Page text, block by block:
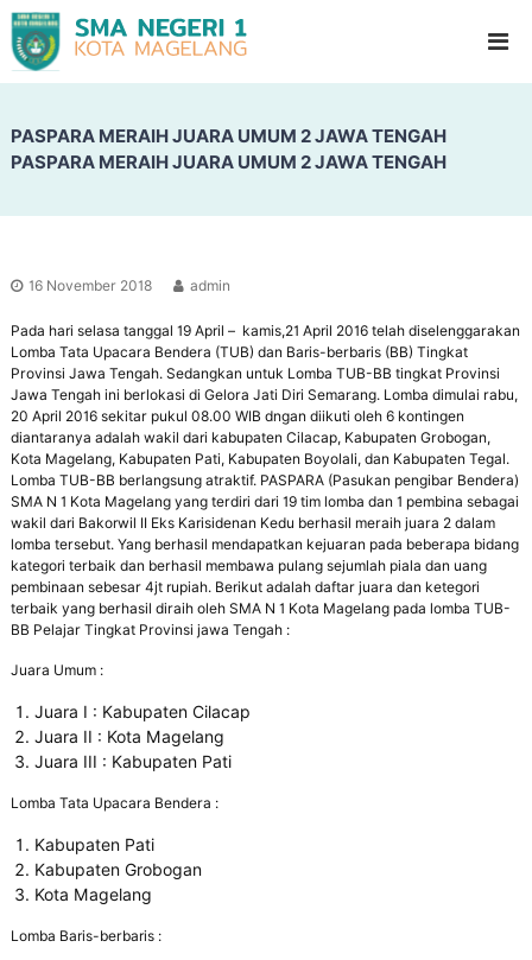
A
e
g
a
g
e
l
a
n
g
d
o
l
i
h
o
PASPARA MERAIH JUARA UMUM 2 JAWA TENGAH
PASPARA MERAIH JUARA UMUM 2 JAWA TENGAH
16 November 2018 admin
Pada hari selasa tanggal 19 April – kamis,21 April 2016 telah diselenggarakan
Lomba Tata Upacara Bendera (TUB) dan Baris-berbaris (BB) Tingkat
Provinsi Jawa Tengah. Sedangkan untuk Lomba TUB-BB tingkat Provinsi
Jawa Tengah ini berlokasi di Gelora Jati Diri Semarang. Lomba dimulai rabu,
20 April 2016 sekitar pukul 08.00 WIB dngan diikuti oleh 6 kontingen
diantaranya adalah wakil dari kabupaten Cilacap, Kabupaten Grobogan,
Kota Magelang, Kabupaten Pati, Kabupaten Boyolali, dan Kabupaten Tegal.
Lomba TUB-BB berlangsung atraktif. PASPARA (Pasukan pengibar Bendera)
SMA N 1 Kota Magelang yang terdiri dari 19 tim lomba dan 1 pembina sebagai
wakil dari Bakorwil II Eks Karisidenan Kedu berhasil meraih juara 2 dalam
lomba tersebut. Yang berhasil mendapatkan kejuaran pada beberapa bidang
kategori terbaik dan berhasil membawa pulang sejumlah piala dan uang
pembinaan sebesar 4jt rupiah. Berikut adalah daftar juara dan ketegori
terbaik yang berhasil diraih oleh SMA N 1 Kota Magelang pada lomba TUB-
BB Pelajar Tingkat Provinsi jawa Tengah :
Juara Umum :
Juara I : Kabupaten Cilacap
Juara II : Kota Magelang
Juara III : Kabupaten Pati
Lomba Tata Upacara Bendera :
Kabupaten Pati
Kabupaten Grobogan
Kota Magelang
Lomba Baris-berbaris :